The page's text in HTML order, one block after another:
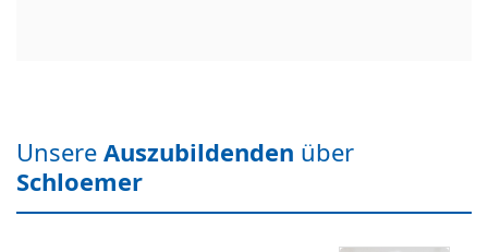
Unsere Auszubildenden über
Schloemer